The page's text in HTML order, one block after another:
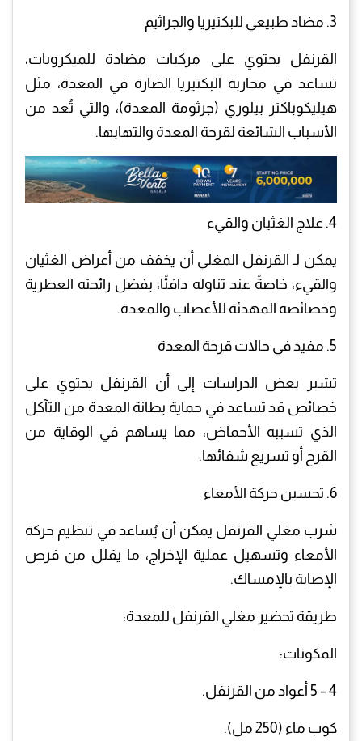
3. مضاد طبيعي للبكتيريا والجراثيم
القرنفل يحتوي على مركبات مضادة للميكروبات،
تساعد في محاربة البكتيريا الضارة في المعدة، مثل
هيليكوباكتر بيلوري (جرثومة المعدة)، والتي تُعد من
الأسباب الشائعة لقرحة المعدة والتهابها.
4. علاج الغثيان والقيء
يمكن لـ القرنفل المغلي أن يخفف من أعراض الغثيان
والقيء، خاصةً عند تناوله دافئًا، بفضل رائحته العطرية
وخصائصه المهدئة للأعصاب والمعدة.
5. مفيد في حالات قرحة المعدة
تشير بعض الدراسات إلى أن القرنفل يحتوي على
خصائص قد تساعد في حماية بطانة المعدة من التآكل
الذي تسببه الأحماض، مما يساهم في الوقاية من
القرح أو تسريع شفائها.
6. تحسين حركة الأمعاء
شرب مغلي القرنفل يمكن أن يُساعد في تنظيم حركة
الأمعاء وتسهيل عملية الإخراج، ما يقلل من فرص
الإصابة بالإمساك.
طريقة تحضير مغلي القرنفل للمعدة:
المكونات:
4 – 5 أعواد من القرنفل.
كوب ماء (250 مل).